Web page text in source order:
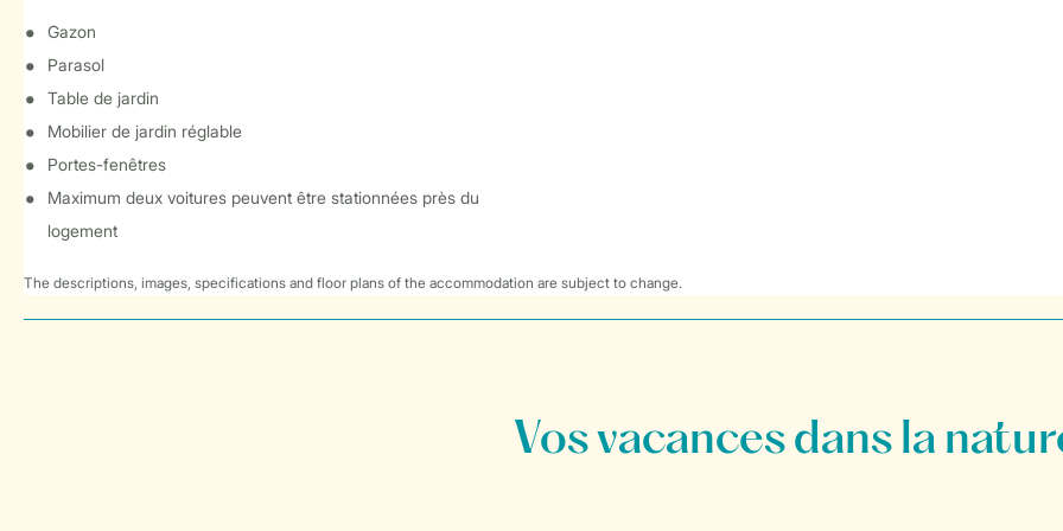
Gazon
Parasol
Table de jardin
Mobilier de jardin réglable
Portes-fenêtres
Maximum deux voitures peuvent être stationnées près du
logement
The descriptions, images, specifications and floor plans of the accommodation are subject to change.
Vos vacances dans la